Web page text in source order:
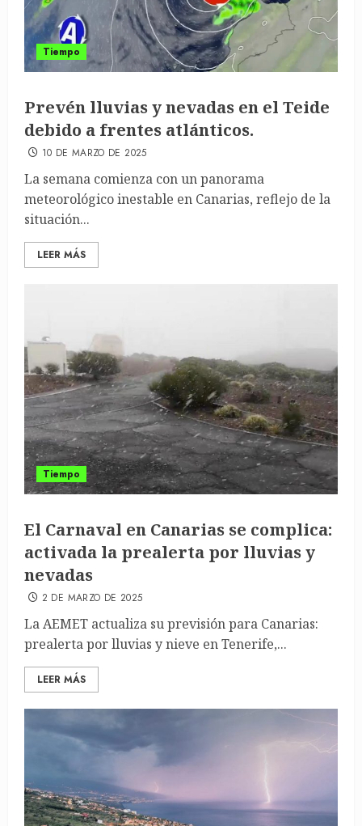
Tiempo
Prevén lluvias y nevadas en el Teide
debido a frentes atlánticos.
10 DE MARZO DE 2025
La semana comienza con un panorama
meteorológico inestable en Canarias, reflejo de la
situación...
LEER MÁS
Tiempo
El Carnaval en Canarias se complica:
activada la prealerta por lluvias y
nevadas
2 DE MARZO DE 2025
La AEMET actualiza su previsión para Canarias:
prealerta por lluvias y nieve en Tenerife,...
LEER MÁS